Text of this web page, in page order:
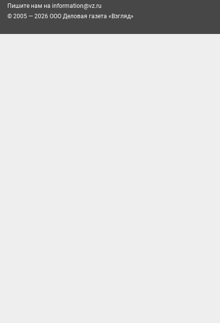
Пишите нам на information@vz.ru
© 2005 — 2026 ООО Деловая газета «Взгляд»